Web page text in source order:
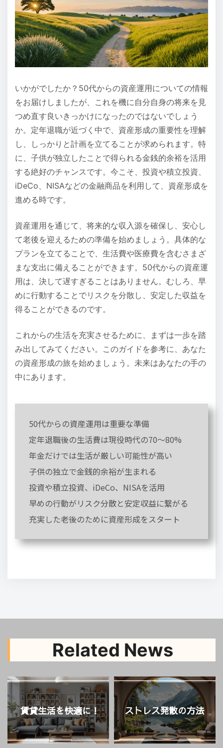
いかがでしたか？50代からの資産運用についての情報
をお届けしましたが、これを機に自分自身の将来を見
つめ直す良いきっかけになったのではないでしょう
か。定年退職が近づく中で、資産形成の重要性を理解
し、しっかりと計画を立てることが求められます。特
に、子供が独立したことで得られる金銭的余裕を活用
する絶好のチャンスです。今こそ、投資や積立投資、
iDeCo、NISAなどの金融商品を利用して、資産形成を
進める時です。
資産運用を通じて、将来的な収入源を確保し、安心し
て老後を迎えるための準備を始めましょう。具体的な
プランを立てることで、生活費や医療費を含むさまざ
まな支出に備えることができます。50代からの資産運
用は、決して遅すぎることはありません。むしろ、早
めに行動することでリスクを分散し、安定した収益を
得ることができるのです。
これからの生活を充実させるために、まずは一歩を踏
み出してみてください。このガイドを参考に、あなた
の資産形成の旅を始めましょう。未来はあなたの手の
中にあります。
50代からの資産運用は重要な準備
定年退職後の生活費は現役時代の70〜80%
年金だけでは生活が厳しい可能性が高い
子供の独立で金銭的余裕が生まれる
投資や積立投資、iDeCo、NISAを活用
早めの行動がリスク分散と安定収益に繋がる
充実した老後のために資産形成をスタート
Related News